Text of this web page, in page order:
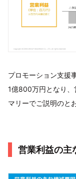
プロモーション支援
1億800万円となり、
マリーでご説明のと
営業利益の主